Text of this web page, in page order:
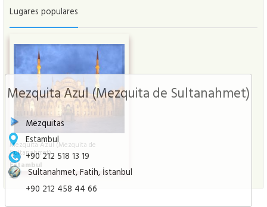
Mezquita Azul (Mezquita de Sultanahmet)
Mezquitas
Estambul
+90 212 518 13 19
Sultanahmet, Fatih, İstanbul
+90 212 458 44 66
Lugares populares
Mezquita Azul (Mezquita de
Sultanahmet)
Estambul